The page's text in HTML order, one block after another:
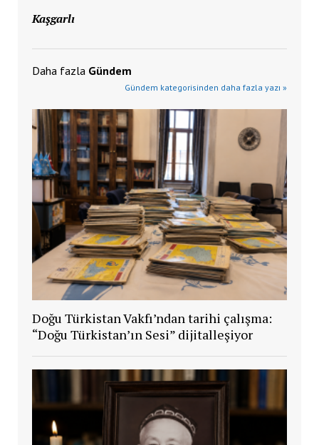
Kaşgarlı
Daha fazla Gündem
Gündem kategorisinden daha fazla yazı »
Doğu Türkistan Vakfı’ndan tarihi çalışma:
“Doğu Türkistan’ın Sesi” dijitalleşiyor